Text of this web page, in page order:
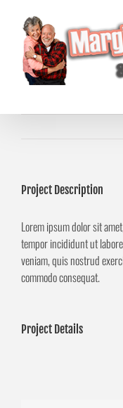
springen
Project Description
Lorem ipsum dolor sit
tempor incididunt ut
veniam, quis nostrud
commodo consequat.
Project Details